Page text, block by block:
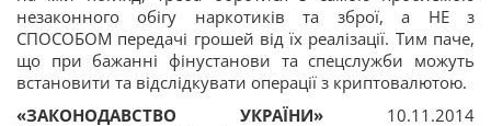
незаконного обігу наркотиків та зброї, а НЕ з
СПОСОБОМ передачі грошей від їх реалізації. Тим паче,
що при бажанні фінустанови та спецслужби можуть
встановити та відслідкувати операції з криптовалютою.
«ЗАКОНОДАВСТВО УКРАЇНИ» 10.11.2014